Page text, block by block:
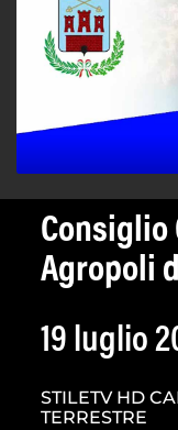
Consiglio
Agropoli
19 luglio
STILETV HD
TERRESTRE